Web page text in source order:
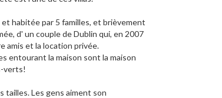
habitée par 5 familles, et brièvement
d' un couple de Dublin qui, en 2007
amis et la location privée.
entourant la maison sont la maison
verts!
Les gens aiment son